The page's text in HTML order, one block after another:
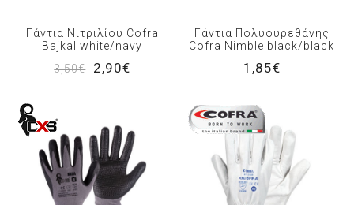
Γάντια Νιτριλίου Cofra
Bajkal white/navy
3,50€
2,90€
Γάντια Πολυουρεθάνης
Cofra Nimble black/black
1,85€